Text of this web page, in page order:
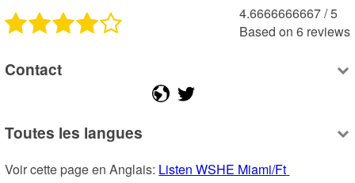
4.6666666667 /5
Based on 6 reviews
Contact
Toutes les langues
Voir cette page en Anglais: Listen WSHE Miami/Ft